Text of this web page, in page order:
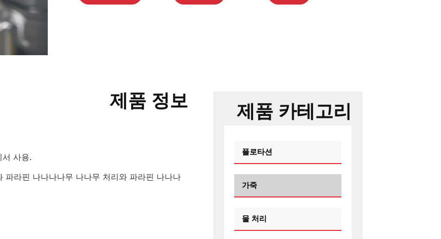
제품 정보
사용‌.
라핀 나나나나무 나나무 처리와 파라핀 나나나
제품 카테고리
플로타션
가죽
물 처리